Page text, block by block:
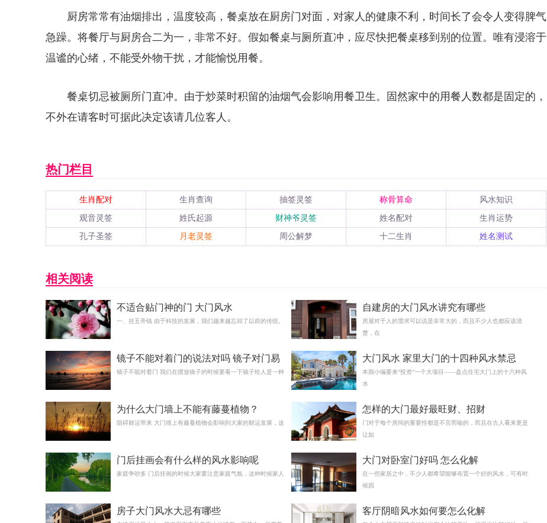
厨房常常有油烟排出，温度较高，餐桌放在厨房门对面，对家人的健康不利，时间长了会令人变得脾气
急躁。将餐厅与厨房合二为一，非常不好。假如餐桌与厕所直冲，应尽快把餐桌移到别的位置。唯有浸溶于
温谧的心绪，不能受外物干扰，才能愉悦用餐。
餐桌切忌被厕所门直冲。由于炒菜时积留的油烟气会影响用餐卫生。固然家中的用餐人数都是固定的，
不外在请客时可据此决定该请几位客人。
热门栏目
生肖配对 生肖查询 抽签灵签 称骨算命 风水知识
观音灵签 姓氏起源 财神爷灵签 姓名配对 生肖运势
孔子圣签 月老灵签 周公解梦 十二生肖 姓名测试
相关阅读
不适合贴门神的门 大门风水
一、挂五帝钱 由于科技的发展，我们越来越忘却了以前的传统。
自建房的大门风水讲究有哪些
房屋对于人的需求可以说是非常大的，而且不少人也都应该清
楚，在
镜子不能对着门的说法对吗 镜子对门易
招小人
镜子不能对着门 我们在摆放镜子的时候要看一下镜子给人是一种
大门风水 家里大门的十四种风水禁忌
本期小编要来“投资”一个大项目——盘点住宅大门上的十六种风
水
为什么大门墙上不能有藤蔓植物？
阻碍财运带来 大门墙上有藤蔓植物会影响到大家的财运发展，这
怎样的大门最好最旺财、招财
门对于每个房间的重要性都是不言而喻的，而且在古人看来更是
让如
门后挂画会有什么样的风水影响呢
家庭争吵多 门后挂画的时候大家要注意家庭气氛，这种时候家人
大门对卧室门好吗 怎么化解
在一些家居之中，不少人都希望能够布置一个好的风水，可有时
候因
房子大门风水大忌有哪些 客厅阴暗风水如何要怎么化解